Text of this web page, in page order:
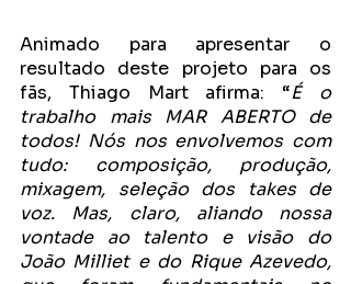
Animado para apresentar o
resultado deste projeto para os
fãs, Thiago Mart afirma: “É o
trabalho mais MAR ABERTO de
todos! Nós nos envolvemos com
tudo: composição, produção,
mixagem, seleção dos takes de
voz. Mas, claro, aliando nossa
vontade ao talento e visão do
João Milliet e do Rique Azevedo,